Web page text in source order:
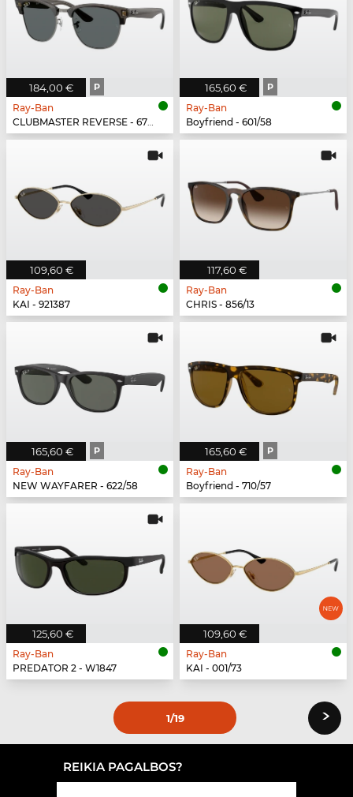
184,00 € P
Ray-Ban
CLUBMASTER REVERSE - 670781
165,60 € P
Ray-Ban
Boyfriend - 601/58
109,60 €
Ray-Ban
KAI - 921387
117,60 €
Ray-Ban
CHRIS - 856/13
165,60 € P
Ray-Ban
NEW WAYFARER - 622/58
165,60 € P
Ray-Ban
Boyfriend - 710/57
125,60 €
Ray-Ban
PREDATOR 2 - W1847
109,60 €
Ray-Ban
KAI - 001/73
1/19 ›
REIKIA PAGALBOS?